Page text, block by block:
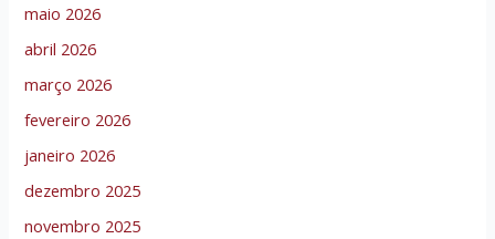
maio 2026
abril 2026
março 2026
fevereiro 2026
janeiro 2026
dezembro 2025
novembro 2025